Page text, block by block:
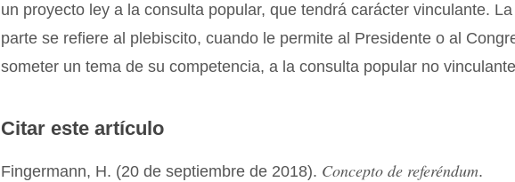
un proyecto ley a la consulta popular, que tendrá carácter vinculante.
parte se refiere al plebiscito, cuando le permite al Presidente o al
someter un tema de su competencia, a la consulta popular no
Citar este artículo
Fingermann, H. (20 de septiembre de 2018). Concepto de referéndum.